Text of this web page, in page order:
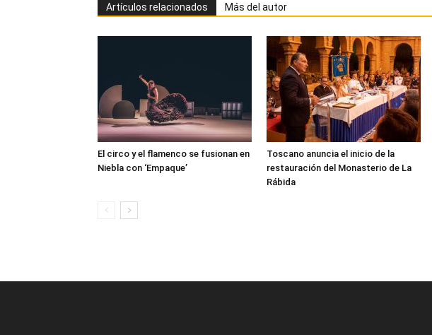
Artículos relacionados Más del autor
El circo y el flamenco se fusionan en
Niebla con ‘Empaque’
Toscano anuncia el inicio de la
restauración del Monasterio de La
Rábida